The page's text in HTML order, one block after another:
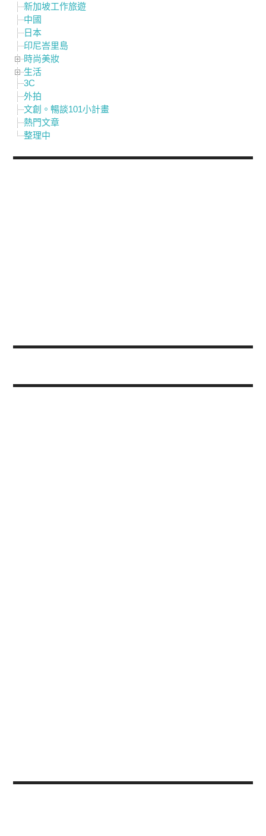
新加坡工作旅遊
中國
日本
印尼峇里島
時尚美妝
生活
3C
外拍
文創。暢談101小計畫
熱門文章
整理中